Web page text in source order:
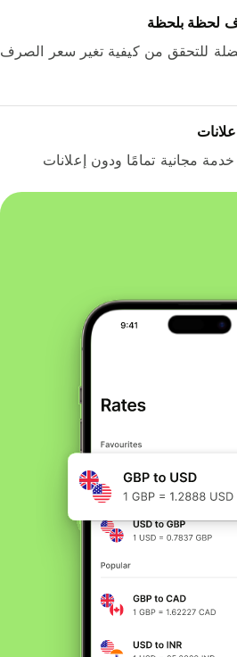
لحظة بلحظة
للتحقق من كيفية تغير سعر الصرف
مجانية تمامًا ودون إعلانات